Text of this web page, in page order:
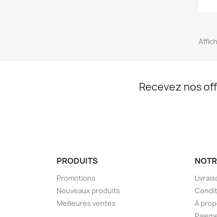
Recevez nos
PRODUITS
Promotions
Nouveaux produits
Meilleures ventes
A